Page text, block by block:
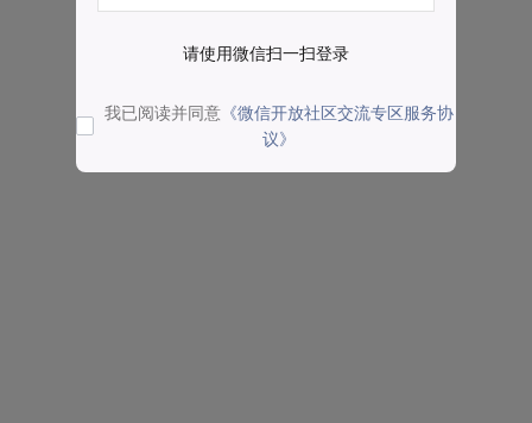
请使用微信扫一扫登录
我已阅读并同意 《微信开放社区交流专区服务协
议》